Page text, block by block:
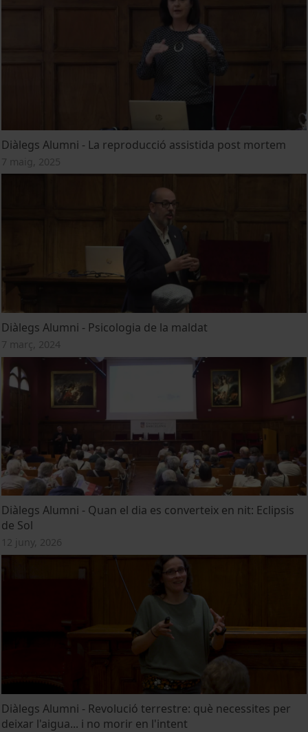
Diàlegs Alumni - La reproducció assistida post mortem
7 maig, 2025
Diàlegs Alumni - Psicologia de la maldat
7 març, 2024
Diàlegs Alumni - Quan el dia es converteix en nit: Eclipsis
de Sol
12 juny, 2026
Diàlegs Alumni - Revolució terrestre: què necessites per
deixar l'aigua... i no morir en l'intent